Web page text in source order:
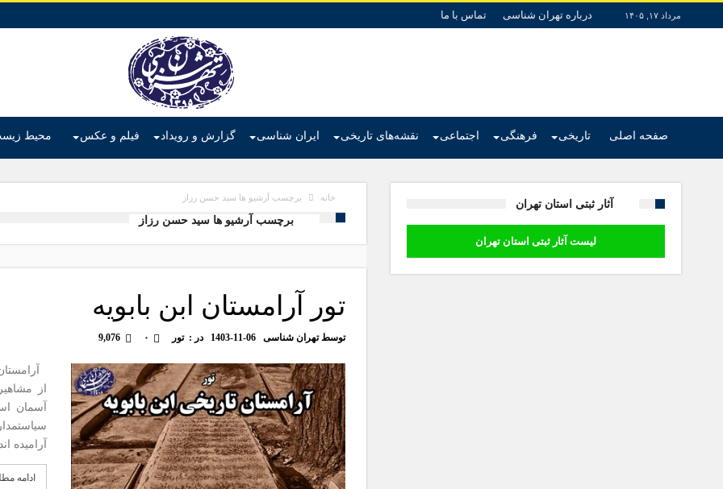
مرداد ۱۷, ۱۴۰۵ درباره تهران شناسی تماس با ما
صفحه اصلی تاریخی فرهنگی اجتماعی نقشه‌های تاریخی ایران شناسی گزارش و رویداد فیلم و عکس محیط
خانه برچسب آرشیو ها سید حسن رزاز
برچسب آرشیو ها سید حسن رزاز
تور آرامستان ابن بابویه
توسطتهران شناسی 1403-11-06 در :تور ۰ 9,076
از
آسمان
آرامیده
ادامه
آثار ثبتی استان تهران
لیست آثار ثبتی استان تهران